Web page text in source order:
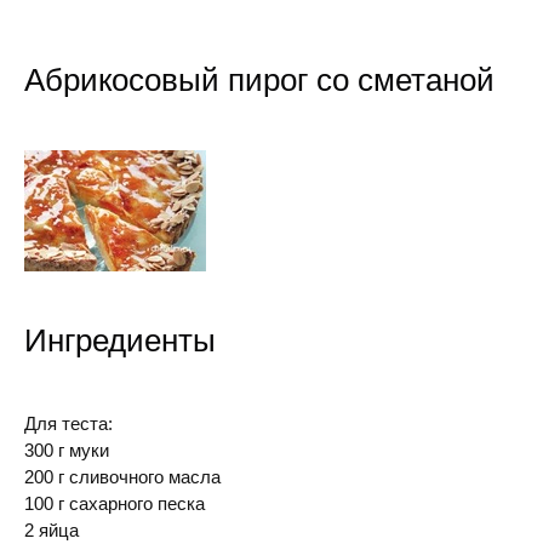
Абрикосовый пирог со сметаной
Ингредиенты
Для теста:
300 г муки
200 г сливочного масла
100 г сахарного песка
2 яйца